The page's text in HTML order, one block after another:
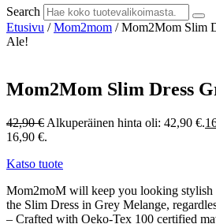
Search
Etusivu /Mom2mom / Mom2Mom Slim
Ale!
Mom2Mom Slim Dress
42,90€ Alkuperäinen hinta oli: 42,90 €.
16,90 €.
Katso tuote
Mom2moM will keep you looking stylish
the Slim Dress in Grey Melange,
– Crafted with Oeko-Tex 100 certified